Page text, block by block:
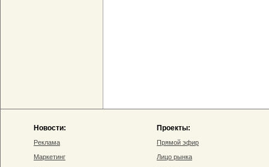
Новости:
Реклама
Маркетинг
Проекты:
Прямой эфир
Лицо рынка